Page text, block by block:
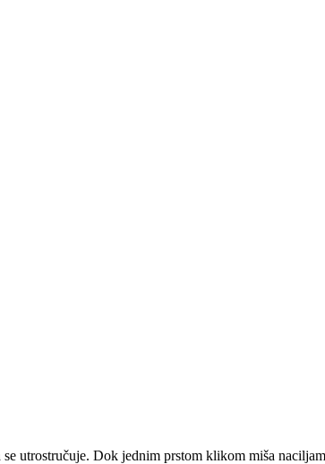
utrostručuje. Dok jednim prstom klikom miša